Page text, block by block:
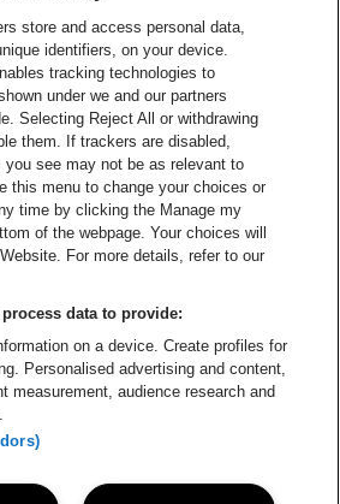
de website van Coca-Cola
Ga naar de website van
Ga naar de
de website van Champagne
Ga naar de website
Ga naar de website van Het
Ga naar de
Ga naar de website van Gazet
Ga naar de
Antwerpen is een deel van be•at
Antwerpen
Be-At Venues
119, 2170 Antwerpen
- RPR Antwerpen
IBAN: BE93 2200 4925 0067 - BIC:
GEBABEBB
store and access personal data,
identifiers, on your device.
tracking technologies to
under we and our partners
Selecting Reject All or withdrawing
them. If trackers are disabled,
you see may not be as relevant to
this menu to change your choices or
time by clicking the Manage my
of the webpage. Your choices will
For more details, refer to our
data to provide:
on a device. Create profiles for
Personalised advertising and content,
measurement, audience research and